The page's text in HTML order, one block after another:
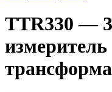
TTR330 —